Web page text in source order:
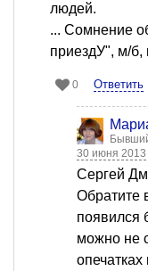
людей.
... Сомнение
приездУ", м/б,
0 Ответить
30 июня 2013
Сергей
Обратите
появился
можно не